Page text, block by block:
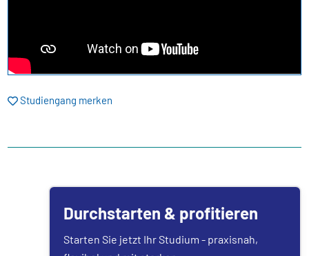
Studiengang merken
Durchstarten & profitieren
Starten Sie jetzt Ihr Studium - praxisnah,